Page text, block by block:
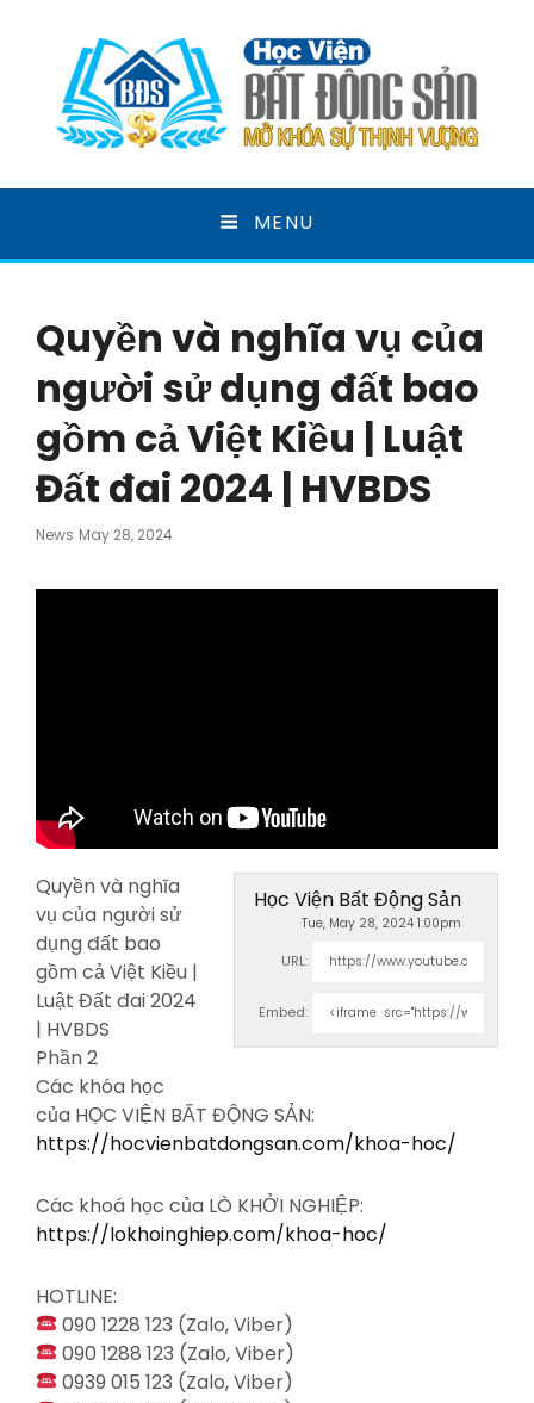
HỌC VIỆN BẤT ĐỘNG
SẢN
MENU
Quyền và nghĩa vụ của
người sử dụng đất bao
gồm cả Việt Kiều | Luật
Đất đai 2024 | HVBDS
News Posted
May 28, 2024
Học Viện Bất Động Sản
Tue, May 28, 2024 1:00pm
URL:
Embed:
Quyền và nghĩa
vụ của người sử
dụng đất bao
gồm cả Việt Kiều |
Luật Đất đai 2024
| HVBDS
Phần 2
Các khóa học
của HỌC VIỆN BẤT ĐỘNG SẢN:
https://hocvienbatdongsan.com/khoa-hoc/
Các khoá học của LÒ KHỞI NGHIỆP:
https://lokhoinghiep.com/khoa-hoc/
HOTLINE:
090 1228 123 (Zalo, Viber)
090 1288 123 (Zalo, Viber)
0939 015 123 (Zalo, Viber)